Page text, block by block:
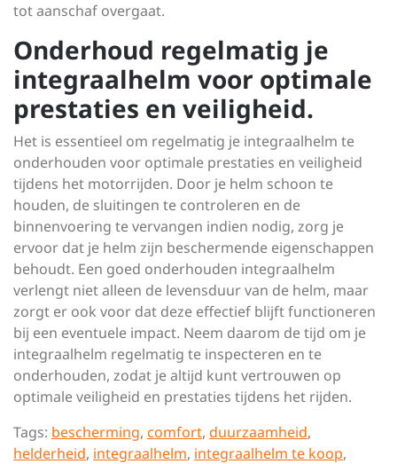
tot aanschaf overgaat.
Onderhoud regelmatig je
integraalhelm voor optimale
prestaties en veiligheid.
Het is essentieel om regelmatig je integraalhelm te
onderhouden voor optimale prestaties en veiligheid
tijdens het motorrijden. Door je helm schoon te
houden, de sluitingen te controleren en de
binnenvoering te vervangen indien nodig, zorg je
ervoor dat je helm zijn beschermende eigenschappen
behoudt. Een goed onderhouden integraalhelm
verlengt niet alleen de levensduur van de helm, maar
zorgt er ook voor dat deze effectief blijft functioneren
bij een eventuele impact. Neem daarom de tijd om je
integraalhelm regelmatig te inspecteren en te
onderhouden, zodat je altijd kunt vertrouwen op
optimale veiligheid en prestaties tijdens het rijden.
Tags: bescherming, comfort, duurzaamheid,
helderheid, integraalhelm, integraalhelm te koop,